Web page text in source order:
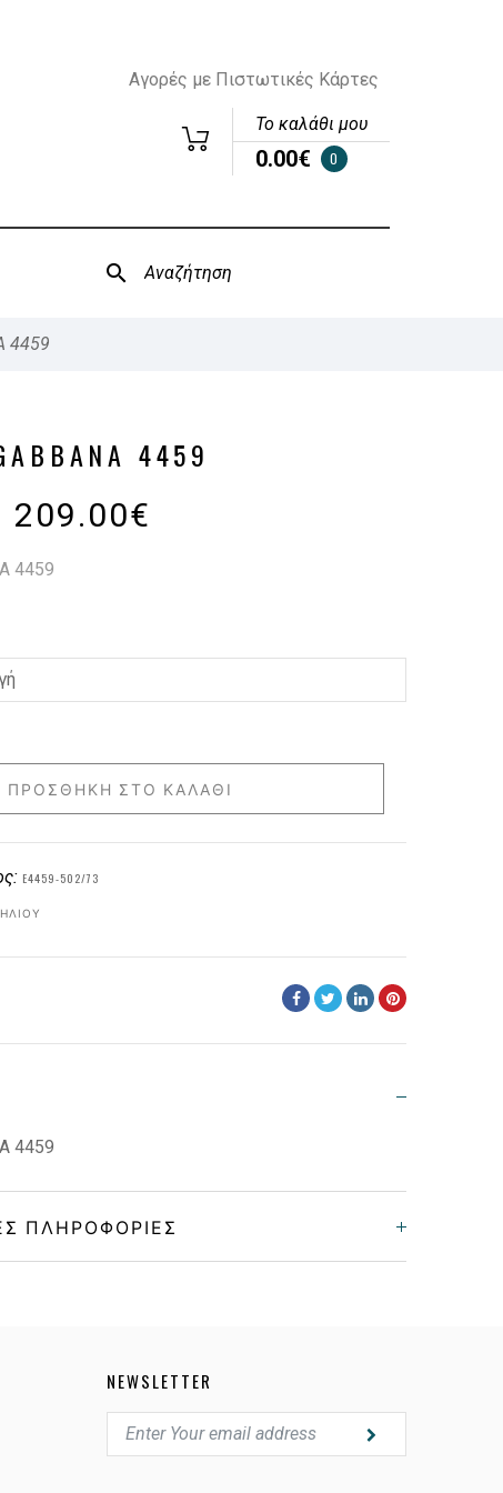
Αγορές με Πιστωτικές Κάρτες
Το καλάθι μου
0.00€ 0
4459
4459
209.00€
4459
ΠΡΟΣΘΉΚΗ ΣΤΟ ΚΑΛΆΘΙ
E4459-502/73
4459
ΠΛΗΡΟΦΟΡΊΕΣ
BROWN
NEWSLETTER